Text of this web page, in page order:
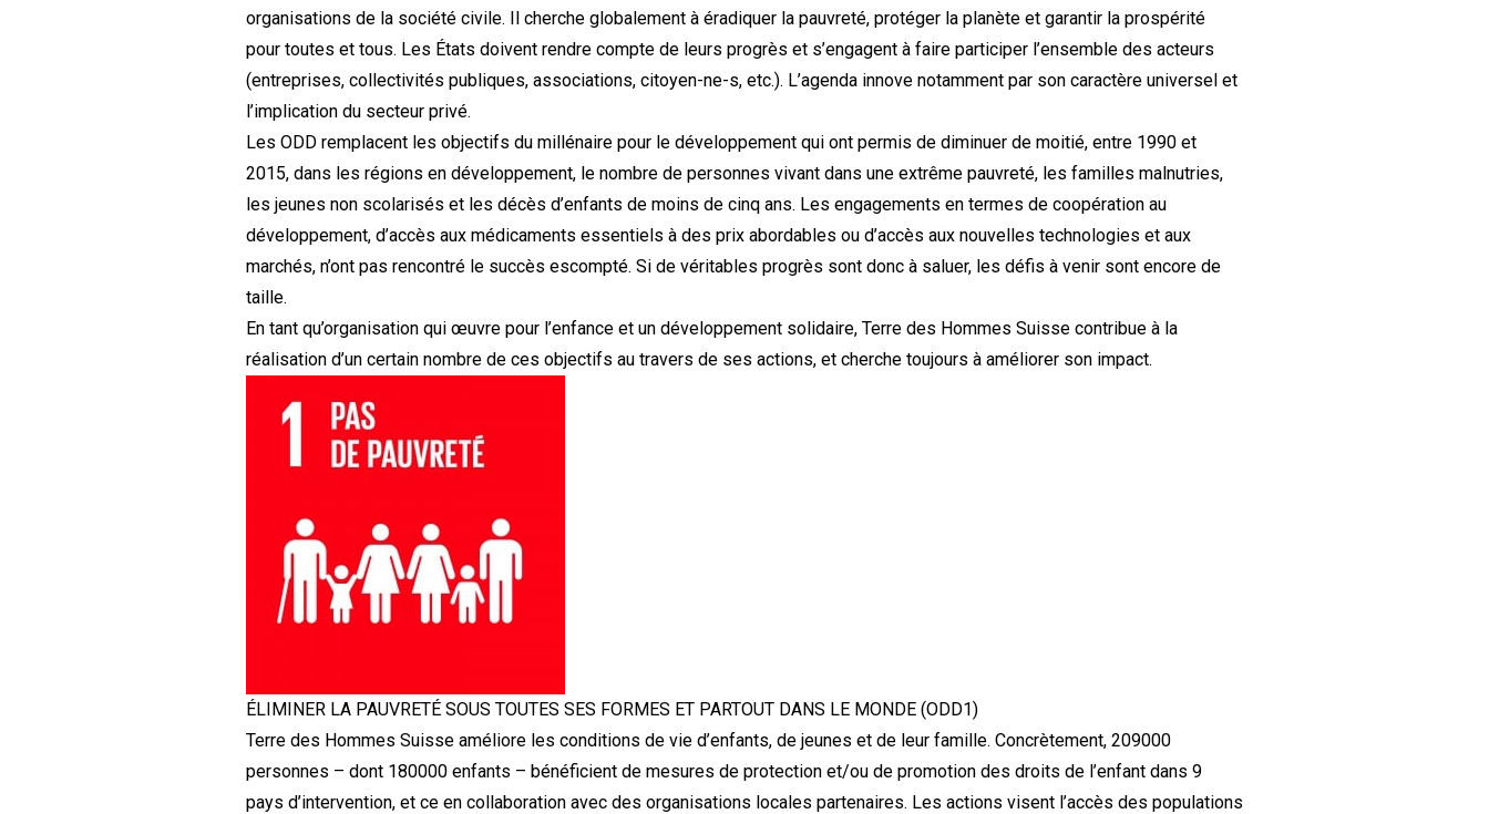
organisations de la société civile. Il cherche globalement à éradiquer la pauvreté, protéger la planète et garantir la prospérité
pour toutes et tous. Les États doivent rendre compte de leurs progrès et s’engagent à faire participer l’ensemble des acteurs
(entreprises, collectivités publiques, associations, citoyen-ne-s, etc.). L’agenda innove notamment par son caractère universel et
l’implication du secteur privé.
Les ODD remplacent les objectifs du millénaire pour le développement qui ont permis de diminuer de moitié, entre 1990 et
2015, dans les régions en développement, le nombre de personnes vivant dans une extrême pauvreté, les familles malnutries,
les jeunes non scolarisés et les décès d’enfants de moins de cinq ans. Les engagements en termes de coopération au
développement, d’accès aux médicaments essentiels à des prix abordables ou d’accès aux nouvelles technologies et aux
marchés, n’ont pas rencontré le succès escompté. Si de véritables progrès sont donc à saluer, les défis à venir sont encore de
taille.
En tant qu’organisation qui œuvre pour l’enfance et un développement solidaire, Terre des Hommes Suisse contribue à la
réalisation d’un certain nombre de ces objectifs au travers de ses actions, et cherche toujours à améliorer son impact.
ÉLIMINER LA PAUVRETÉ SOUS TOUTES SES FORMES ET PARTOUT DANS LE MONDE (ODD1)
Terre des Hommes Suisse améliore les conditions de vie d’enfants, de jeunes et de leur famille. Concrètement, 209000
personnes – dont 180000 enfants – bénéficient de mesures de protection et/ou de promotion des droits de l’enfant dans 9
pays d’intervention, et ce en collaboration avec des organisations locales partenaires. Les actions visent l’accès des populations